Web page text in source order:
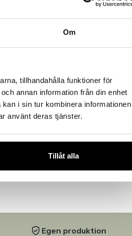
Om
tillhandahålla funktioner för
annan information från din enhet
i sin tur kombinera informationen
använt deras tjänster.
Tillåt alla
Egen produktion